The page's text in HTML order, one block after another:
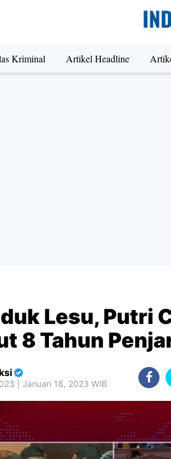
Kriminal Artikel Headline
Lesu, Putri
8 Tahun
| Januari 18, 2023 WIB